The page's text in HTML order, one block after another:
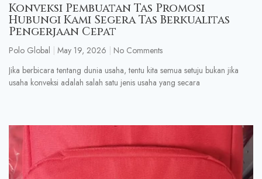
Konveksi Pembuatan Tas Promosi
Hubungi Kami Segera Tas Berkualitas
Pengerjaan Cepat
Polo Global May 19, 2026
No Comments
Jika berbicara tentang dunia usaha, tentu kita semua setuju bukan jika
usaha konveksi adalah salah satu jenis usaha yang secara